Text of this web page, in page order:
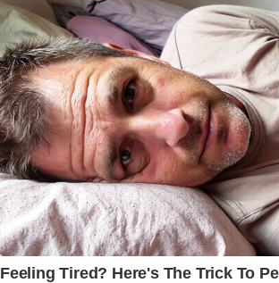
Feeling Tired? Here's The Trick To